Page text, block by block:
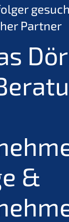
Partner
&